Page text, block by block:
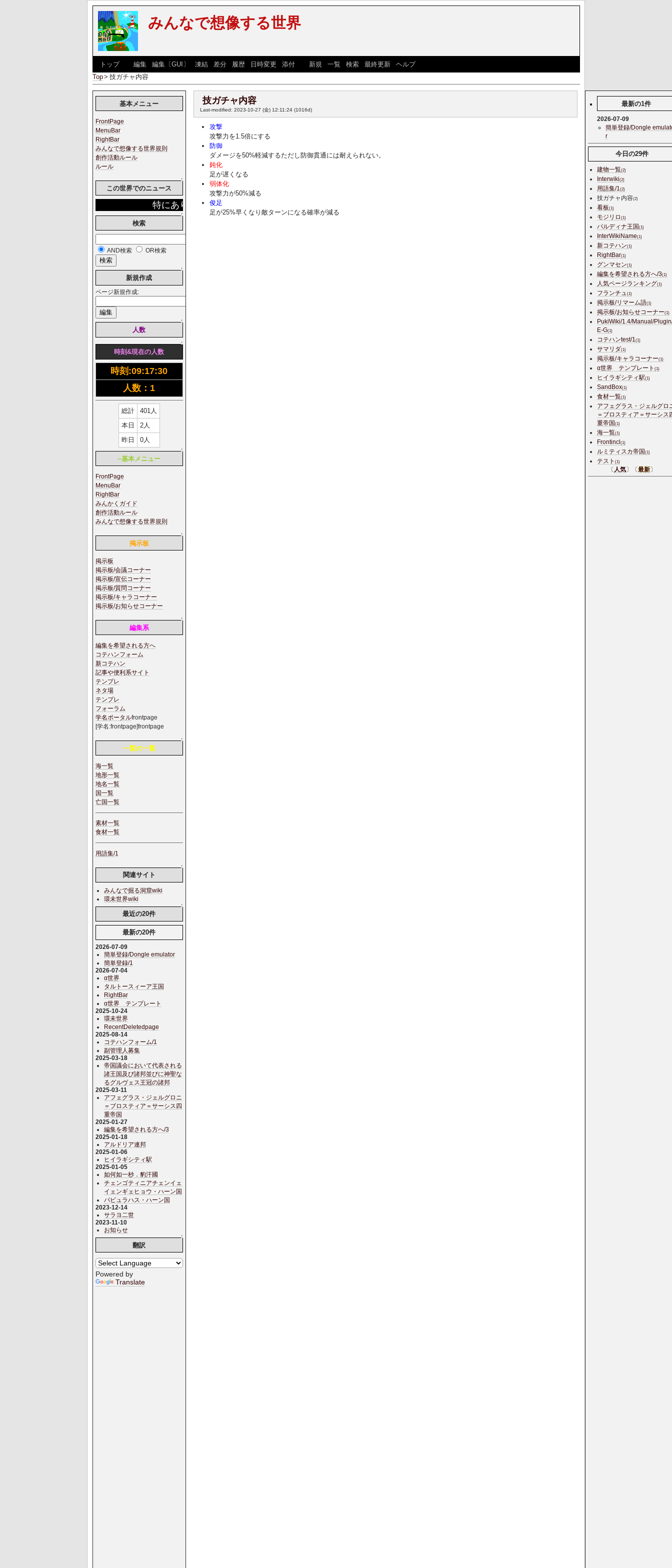
みんなで想像する世界
トップ] [ 編集| 編集〔GUI〕 凍結| 差分 履歴| 日時変更 添付] [ 新規 一覧 検索| 最終更新| ヘルプ]
Top> 技ガチャ内容
技ガチャ内容
Last-modified: 2023-10-27 (金) 12:11:24 (1016d)
攻撃
攻撃力を1.5倍にする
防御
ダメージを50%軽減するただし防御貫通には耐えられない。
鈍化
足が遅くなる
弱体化
攻撃力が50%減る
俊足
足が25%早くなり敵ターンになる確率が減る
基本メニュー
FrontPage
MenuBar
RightBar
みんなで想像する世界規則
創作活動ルール
ルール
↑
この世界でのニュース
特にありません。
↑
検索
AND検索 OR検索
↑
新規作成
ページ新規作成:
↑
人数
↑
時刻&現在の人数
時刻:09:17:31
人数：1
総計
401人
本日
2人
昨日
0人
↑
~基本メニュー
FrontPage
MenuBar
RightBar
みんかくガイド
創作活動ルール
みんなで想像する世界規則
↑
掲示板
掲示板
掲示板/会議コーナー
掲示板/宣伝コーナー
掲示板/質問コーナー
掲示板/キャラコーナー
掲示板/お知らせコーナー
↑
編集系
編集を希望される方へ
コテハンフォーム
新コテハン
記事や便利系サイト
テンプレ
ネタ場
テンプレ
フォーラム
学名ポータルfrontpage
[学名:frontpage]frontpage
↑
一覧の一覧
海一覧
地形一覧
地名一覧
国一覧
亡国一覧
素材一覧
食材一覧
用語集/1
↑
関連サイト
みんなで掘る洞窟wiki
環未世界wiki
↑
最近の20件
最新の20件
2026-07-09
簡単登録/Dongle emulator
簡単登録/1
2026-07-04
α世界
タルトースィーア王国
RightBar
α世界 テンプレート
2025-10-24
環未世界
RecentDeletedpage
2025-08-14
コテハンフォーム/1
副管理人募集
2025-03-18
帝国議会において代表される
諸王国及び諸邦並びに神聖な
るグルヴェス王冠の諸邦
2025-03-11
アフェグラス・ジェルグロニ
＝ブロスティア＝サーシス四
重帝国
2025-01-27
編集を希望される方へ/3
2025-01-18
アルドリア連邦
2025-01-06
ヒイラギシティ駅
2025-01-05
如何如一杪．豹汗國
チェンゴティニアチェンイェ
イェンギェヒョウ・ハーン国
パビュラハス・ハーン国
2023-12-14
サラヨ二世
2023-11-10
お知らせ
↑
翻訳
Powered by
Translate
最新の1件
2026-07-09
簡単登録/Dongle
r
今日の29件
建物一覧(2)
Interwiki(2)
用語集/1 (2)
技ガチャ内容(2)
看板(1)
モジリロ (1)
パルディナ王国(1)
InterWikiName(1)
新コテハン(1)
RightBar(1)
グンマセン(1)
編集を希望される方へ/3(1)
人気ページランキング(1)
フランチュ (1)
掲示板/リマーム語(1)
掲示板/お知らせコーナー(1)
PukiWiki/1.4/Manual/
E-G(1)
コテハンtest/1 (1)
サマリダ(1)
掲示板/キャラコーナー(1)
α世界 テンプレート (1)
ヒイラギシティ駅(1)
SandBox(1)
食材一覧(1)
アフェグラス・ジェルグロ
＝ブロスティア＝サーシス
重帝国(1)
海一覧(1)
Frontincl(1)
ルミティスカ帝国(1)
テスト (1)
〔 人気〕〔最新〕